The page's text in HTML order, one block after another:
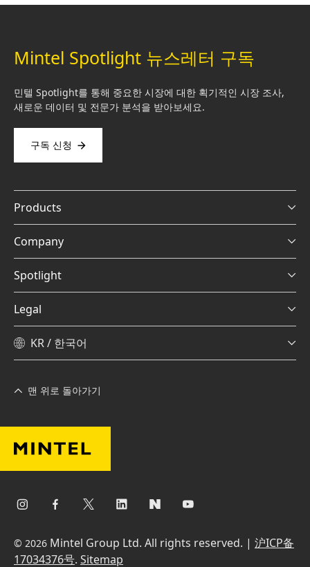
Mintel Spotlight 뉴스레터 구독
민텔 Spotlight를 통해 중요한 시장에 대한 획기적인 시장 조사,
새로운 데이터 및 전문가 분석을 받아보세요.
구독 신청
Products
Company
Spotlight
Legal
KR / 한국어
맨 위로 돌아가기
© 2026 Mintel Group Ltd. All rights reserved. | 沪ICP备
17034376号. Sitemap